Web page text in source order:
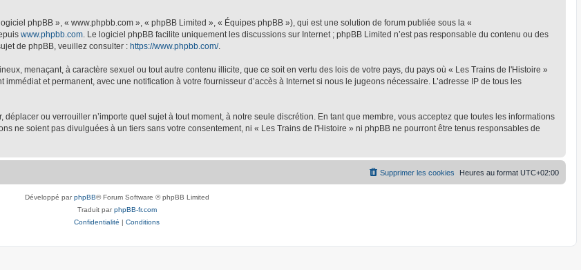
phpBB », « www.phpbb.com », « phpBB Limited », « Équipes phpBB »), qui est une solution de forum publiée sous la «
www.phpbb.com. Le logiciel phpBB facilite uniquement les discussions sur Internet ; phpBB Limited n’est pas responsable du contenu ou des
de phpBB, veuillez consulter : https://www.phpbb.com/.
menaçant, à caractère sexuel ou tout autre contenu illicite, que ce soit en vertu des lois de votre pays, du pays où « Les Trains de l'Histoire »
et permanent, avec une notification à votre fournisseur d’accès à Internet si nous le jugeons nécessaire. L’adresse IP de tous les
ou verrouiller n’importe quel sujet à tout moment, à notre seule discrétion. En tant que membre, vous acceptez que toutes les informations
ne soient pas divulguées à un tiers sans votre consentement, ni « Les Trains de l'Histoire » ni phpBB ne pourront être tenus responsables de
Heures au format UTC+02:00
Supprimer les cookies
Développé parphpBB® Forum Software © phpBB Limited
Traduit parphpBB-fr.com
Confidentialité | Conditions